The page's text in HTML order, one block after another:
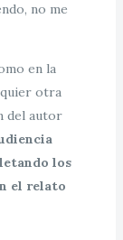
no me
en la
otra
del autor
los
el relato